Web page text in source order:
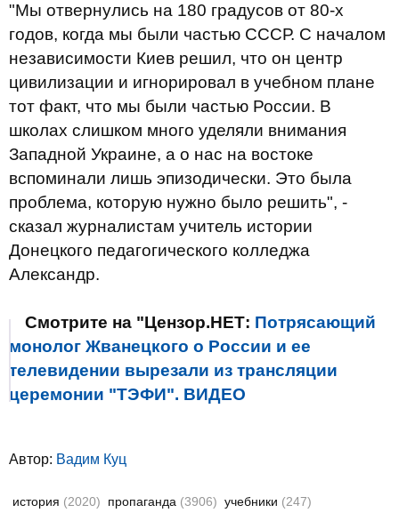
"Мы отвернулись на 180 градусов от 80-х
годов, когда мы были частью СССР. С началом
независимости Киев решил, что он центр
цивилизации и игнорировал в учебном плане
тот факт, что мы были частью России. В
школах слишком много уделяли внимания
Западной Украине, а о нас на востоке
вспоминали лишь эпизодически. Это была
проблема, которую нужно было решить", -
сказал журналистам учитель истории
Донецкого педагогического колледжа
Александр.
Смотрите на "Цензор.НЕТ: Потрясающий
монолог Жванецкого о России и ее
телевидении вырезали из трансляции
церемонии "ТЭФИ". ВИДЕО
Автор: Вадим Куц
история (2020) пропаганда (3906) учебники (247)